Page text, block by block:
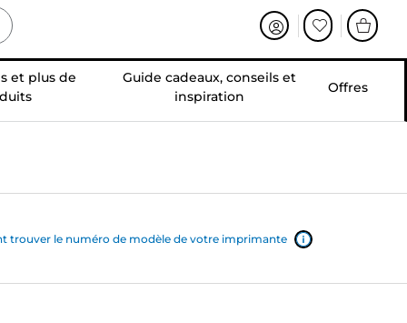
et plus de
Guide cadeaux, conseils et
inspiration
Offres
trouver le numéro de modèle de votre imprimante